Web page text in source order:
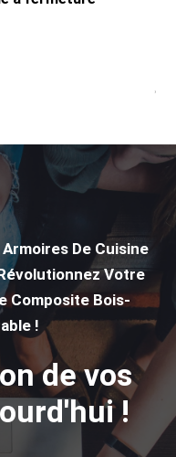
De Cuisine
Votre
Composite Bois-
!
de vos
!